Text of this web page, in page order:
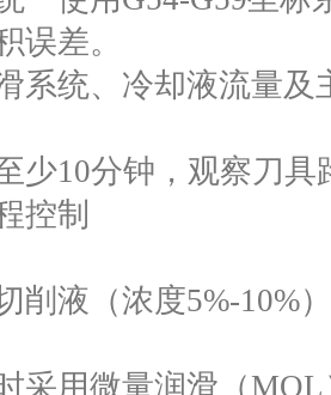
误差。
系统、冷却液流量
少10分钟，观察刀
控制
削液（浓度5%-10%
采用微量润滑（